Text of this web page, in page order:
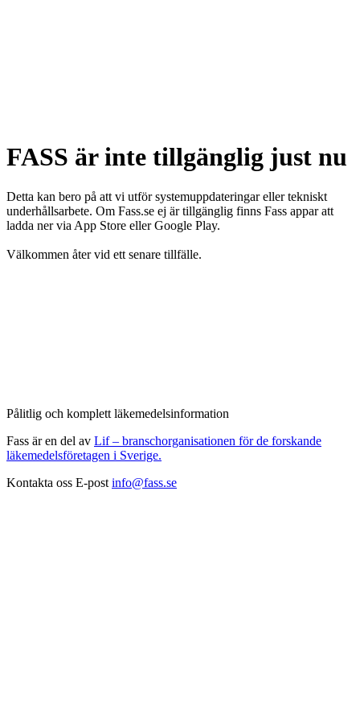
FASS är inte tillgänglig just nu
Detta kan bero på att vi utför systemuppdateringar eller tekniskt
underhållsarbete. Om Fass.se ej är tillgänglig finns Fass appar att
ladda ner via App Store eller Google Play.
Välkommen åter vid ett senare tillfälle.
Pålitlig och komplett läkemedelsinformation
Fass är en del av Lif – branschorganisationen för de forskande
läkemedelsföretagen i Sverige.
Kontakta oss E-post info@fass.se